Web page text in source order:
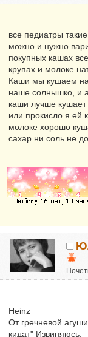
все педиатры
можно и нужно
покупных кашах
крупах и молоке
Каши мы кушаем
наше солнышко, и
каши лучше кушает
или прокисло я ей
молоке хорошо
сахар ни соль не
Heinz
От гречневой
кидат" Извиняюсь.